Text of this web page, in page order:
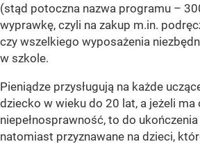
(stąd potoczna nazwa programu –
wyprawkę, czyli na zakup m.in.
czy wszelkiego wyposażenia
w szkole.
Pieniądze przysługują na każde
dziecko w wieku do 20 lat, a jeżeli ma
niepełnosprawność, to do
natomiast przyznawane na dzieci,